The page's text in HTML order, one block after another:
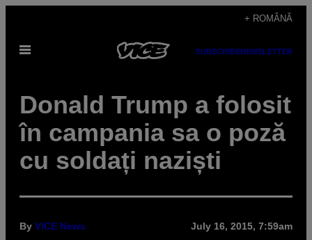
content
+ ROMÂNĂ
Open
SUBSCRIBENEWSLETTER
Donald Trump a folosit
în campania sa o poză
cu soldați naziști
By VICE News July 16, 2015, 7:59am